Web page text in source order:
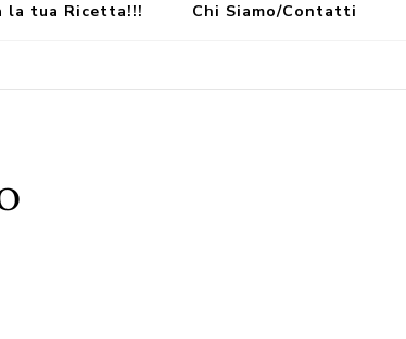
la tua Ricetta!!! Chi Siamo/Contatti